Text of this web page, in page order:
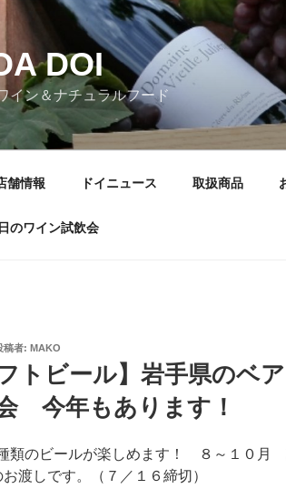
DOI
イン＆ナチュラルフード
舗情報 ドイニュース 取扱商品
のワイン試飲会
稿者: MAKO
フトビール】岩手県のベ
今年もあります！
類のビールが楽しめます！ ８～１０月
渡しです。（７／１６締切）